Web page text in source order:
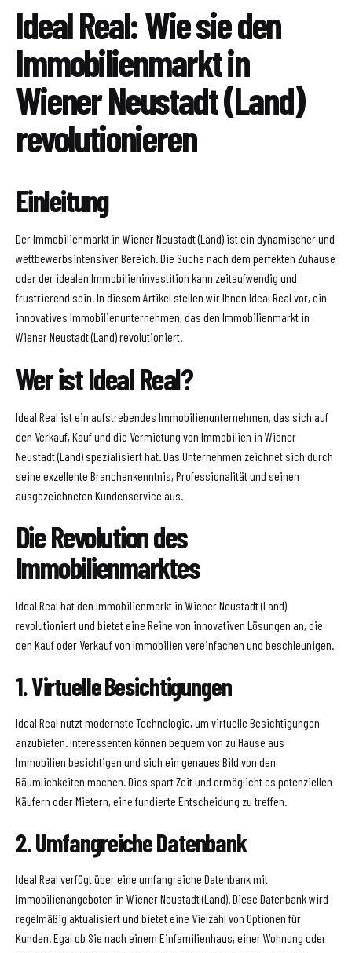
Ideal Real: Wie sie den
Immobilienmarkt in
Wiener Neustadt (Land)
revolutionieren
Einleitung
Der Immobilienmarkt in Wiener Neustadt (Land) ist ein dynamischer und
wettbewerbsintensiver Bereich. Die Suche nach dem perfekten Zuhause
oder der idealen Immobilieninvestition kann zeitaufwendig und
frustrierend sein. In diesem Artikel stellen wir Ihnen Ideal Real vor, ein
innovatives Immobilienunternehmen, das den Immobilienmarkt in
Wiener Neustadt (Land) revolutioniert.
Wer ist Ideal Real?
Ideal Real ist ein aufstrebendes Immobilienunternehmen, das sich auf
den Verkauf, Kauf und die Vermietung von Immobilien in Wiener
Neustadt (Land) spezialisiert hat. Das Unternehmen zeichnet sich durch
seine exzellente Branchenkenntnis, Professionalität und seinen
ausgezeichneten Kundenservice aus.
Die Revolution des
Immobilienmarktes
Ideal Real hat den Immobilienmarkt in Wiener Neustadt (Land)
revolutioniert und bietet eine Reihe von innovativen Lösungen an, die
den Kauf oder Verkauf von Immobilien vereinfachen und beschleunigen.
1. Virtuelle Besichtigungen
Ideal Real nutzt modernste Technologie, um virtuelle Besichtigungen
anzubieten. Interessenten können bequem von zu Hause aus
Immobilien besichtigen und sich ein genaues Bild von den
Räumlichkeiten machen. Dies spart Zeit und ermöglicht es potenziellen
Käufern oder Mietern, eine fundierte Entscheidung zu treffen.
2. Umfangreiche Datenbank
Ideal Real verfügt über eine umfangreiche Datenbank mit
Immobilienangeboten in Wiener Neustadt (Land). Diese Datenbank wird
regelmäßig aktualisiert und bietet eine Vielzahl von Optionen für
Kunden. Egal ob Sie nach einem Einfamilienhaus, einer Wohnung oder